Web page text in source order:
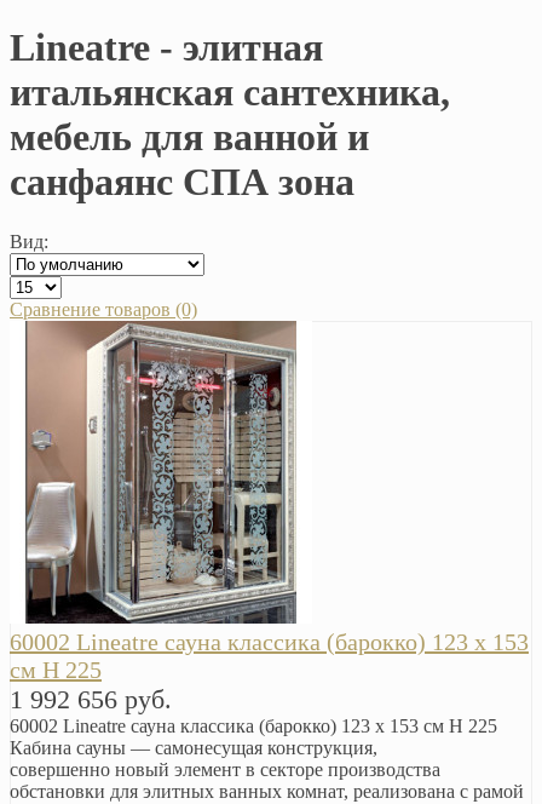
Lineatre - элитная
итальянская сантехника,
мебель для ванной и
санфаянс СПА зона
Вид:
Сравнение товаров (0)
60002 Lineatre сауна классика (барокко) 123 x 153
см H 225
1 992 656 руб.
60002 Lineatre сауна классика (барокко) 123 x 153 см H 225
Кабина сауны — самонесущая конструкция,
совершенно новый элемент в секторе производства
обстановки для элитных ванных комнат, реализована с рамой